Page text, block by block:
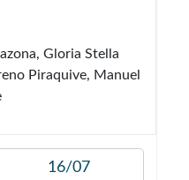
Gloria Stella
Piraquive, Manuel
16/07